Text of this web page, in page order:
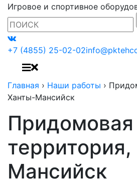
Игровое и спортивное
+7 (4855) 25-02-02
Главная › Наши работы ›
Ханты-Мансийск
Придомовая
Мансийск